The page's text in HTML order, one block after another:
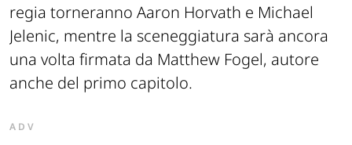
regia torneranno Aaron Horvath e Michael
Jelenic, mentre la sceneggiatura sarà ancora
una volta firmata da Matthew Fogel, autore
anche del primo capitolo.
ADV